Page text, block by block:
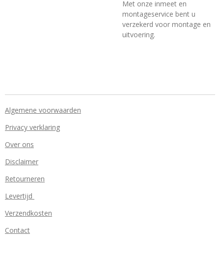
Met onze inmeet en
montageservice bent u
verzekerd voor montage en
uitvoering.
Algemene voorwaarden
Privacy verklaring
Over ons
Disclaimer
Retourneren
Levertijd
Verzendkosten
Contact